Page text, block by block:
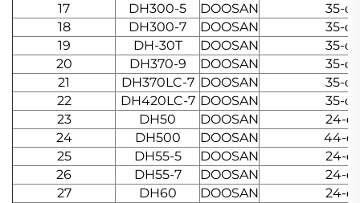
17
DH300-5 DOOSAN
35-
18
DH300-7 DOOSAN
35-
19
DH-30T DOOSAN
35-
20
DH370-9 DOOSAN
35-
21
DH370LC-7 DOOSAN
35-
22
DH420LC-7 DOOSAN
35-
23
DH50 DOOSAN
24-
24
DH500 DOOSAN
44-
25
DH55-5 DOOSAN
24-
26
DH55-7 DOOSAN
24-
27
DH60 DOOSAN
24-